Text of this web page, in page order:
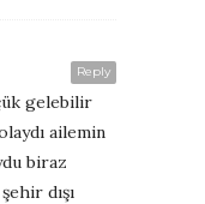
Reply
gelebilir
ailemin
biraz
dışı